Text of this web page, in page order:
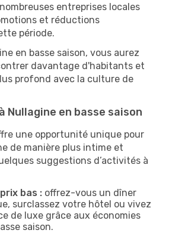
entreprises locales
et réductions
période.
en basse saison, vous aurez
davantage d'habitants et
profond avec la culture de
Nullagine en basse saison
une opportunité unique pour
de manière plus intime et
suggestions d’activités à
bas : offrez-vous un dîner
surclassez votre hôtel ou vivez
de luxe grâce aux économies
saison.